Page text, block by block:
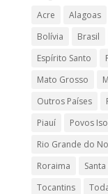
Acre Alagoas
Bolívia
Brasil
Espírito Santo
Mato Grosso
Outros Países
Piauí
Povos
Rio Grande do
Roraima
Tocantins